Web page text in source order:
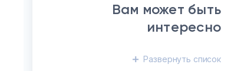
Вам может быть
интересно
Развернуть список